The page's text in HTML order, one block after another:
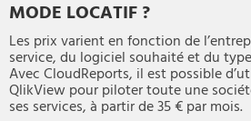
MODE LOCATIF ?
Les prix varient en fonction de
service, du logiciel souhaité et du
Avec CloudReports, il est possible
QlikView pour piloter toute une
ses services, à partir de 35 € par mois.